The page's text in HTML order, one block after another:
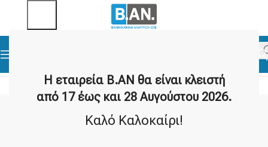
Η εταιρεία Β.ΑΝ θα είναι κλειστή
από 17 έως και 28 Αυγούστου 2026.
Καλό Καλοκαίρι!
Ανιχνευτές Χώρου - Ποιότητα Αέρα